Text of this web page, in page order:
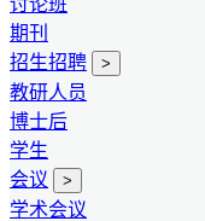
期刊
招生招聘
>
教研人员
博士后
学生
会议
>
学术会议